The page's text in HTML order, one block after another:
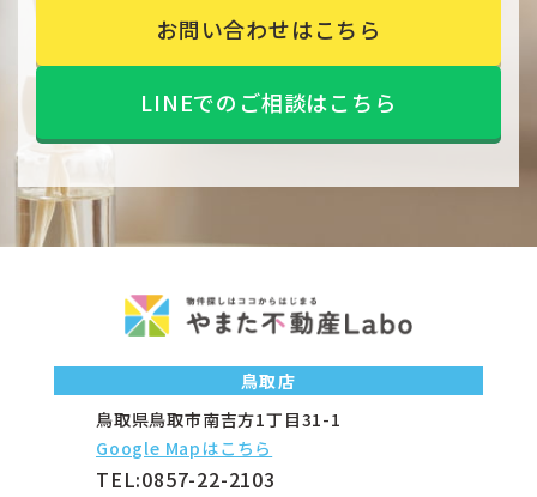
お問い合わせはこちら
LINEでのご相談はこちら
鳥取店
鳥取県鳥取市南吉方1丁目31-1
Google Mapはこちら
TEL:0857-22-2103